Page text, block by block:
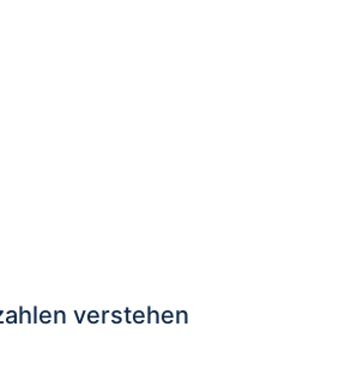
verstehen